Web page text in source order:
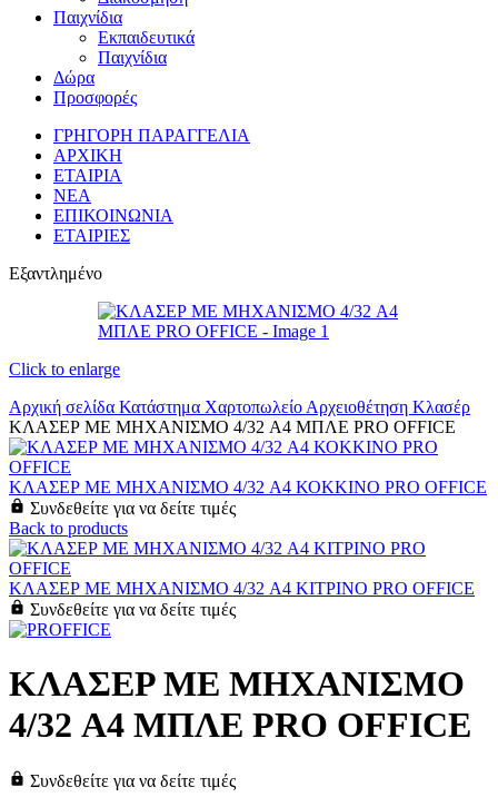
Παιχνίδια
Εκπαιδευτικά
Παιχνίδια
Δώρα
Προσφορές
ΓΡΗΓΟΡΗ ΠΑΡΑΓΓΕΛΙΑ
ΑΡΧΙΚΗ
ΕΤΑΙΡΙΑ
ΝΕΑ
ΕΠΙΚΟΙΝΩΝΙΑ
ΕΤΑΙΡΙΕΣ
Εξαντλημένο
Click to enlarge
Αρχική σελίδα Κατάστημα Χαρτοπωλείο Αρχειοθέτηση Κλασέρ
ΚΛΑΣΕΡ ΜΕ ΜΗΧΑΝΙΣΜΟ 4/32 A4 ΜΠΛΕ PRO OFFICE
ΚΛΑΣΕΡ ΜΕ ΜΗΧΑΝΙΣΜΟ 4/32 A4 ΚΟΚΚΙΝΟ PRO OFFICE
Συνδεθείτε για να δείτε τιμές
Back to products
ΚΛΑΣΕΡ ΜΕ ΜΗΧΑΝΙΣΜΟ 4/32 A4 ΚΙΤΡΙΝΟ PRO OFFICE
Συνδεθείτε για να δείτε τιμές
ΚΛΑΣΕΡ ΜΕ ΜΗΧΑΝΙΣΜΟ
4/32 A4 ΜΠΛΕ PRO OFFICE
Συνδεθείτε για να δείτε τιμές